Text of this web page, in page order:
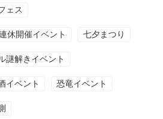
ェス
休開催イベント 七夕まつり
謎解きイベント
イベント 恐竜イベント